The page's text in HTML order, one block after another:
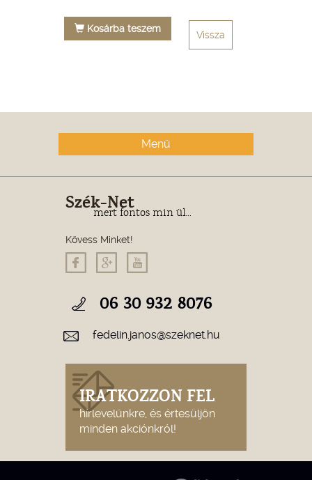
Kosárba teszem
Vissza
Menü
Szék-Net
mert fontos min ül...
Kövess Minket!
06 30 932 8076
fedelin.janos@szeknet.hu
IRATKOZZON FEL
hírlevelünkre, és értesüljön
minden akciónkról!